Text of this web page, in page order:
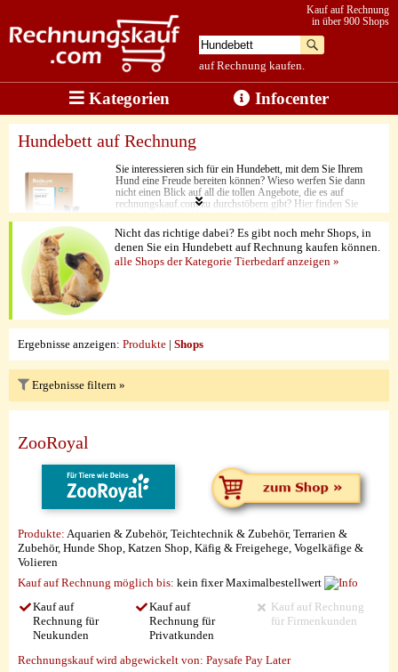
auf Rechnung kaufen.
Kauf auf Rechnung
in über 900 Shops
Kategorien Infocenter
Hundebett auf Rechnung
Sie interessieren sich für ein Hundebett, mit dem Sie Ihrem
Hund eine Freude bereiten können? Wieso werfen Sie dann
nicht einen Blick auf all die tollen Angebote, die es auf
rechnungskauf.com zu durchstöbern gibt? Hier finden Sie
nämlich nicht nur Hundeprodukte aus einem einzigen, sondern
gleich aus vielen, verschiedenen Online-Shops. Auf diese
Weise können Sie sich immer ausschließlich für erlesene
Qualität entscheiden und müssen dennoch nicht lange suchen
oder auf ein gutes Preis-Leistungs-Verhältnis verzichten. Ein
entscheiden. Der Kauf per Rechnung steht aber
selbstverständlich jederzeit zur Verfügung.
Nicht das richtige dabei? Es gibt noch mehr Shops, in
denen Sie ein Hundebett auf Rechnung kaufen können.
alle Shops der Kategorie Tierbedarf anzeigen »
Ergebnisse anzeigen: Produkte | Shops
Ergebnisse filtern »
ZooRoyal
Produkte: Aquarien & Zubehör, Teichtechnik & Zubehör, Terrarien &
Zubehör, Hunde Shop, Katzen Shop, Käfig & Freigehege, Vogelkäfige &
Volieren
Kauf auf Rechnung möglich bis: kein fixer Maximalbestellwert
Kauf auf
Rechnung für
Neukunden
Kauf auf
Rechnung für
Privatkunden
Kauf auf Rechnung
für Firmenkunden
Rechnungskauf wird abgewickelt von: Paysafe Pay Later